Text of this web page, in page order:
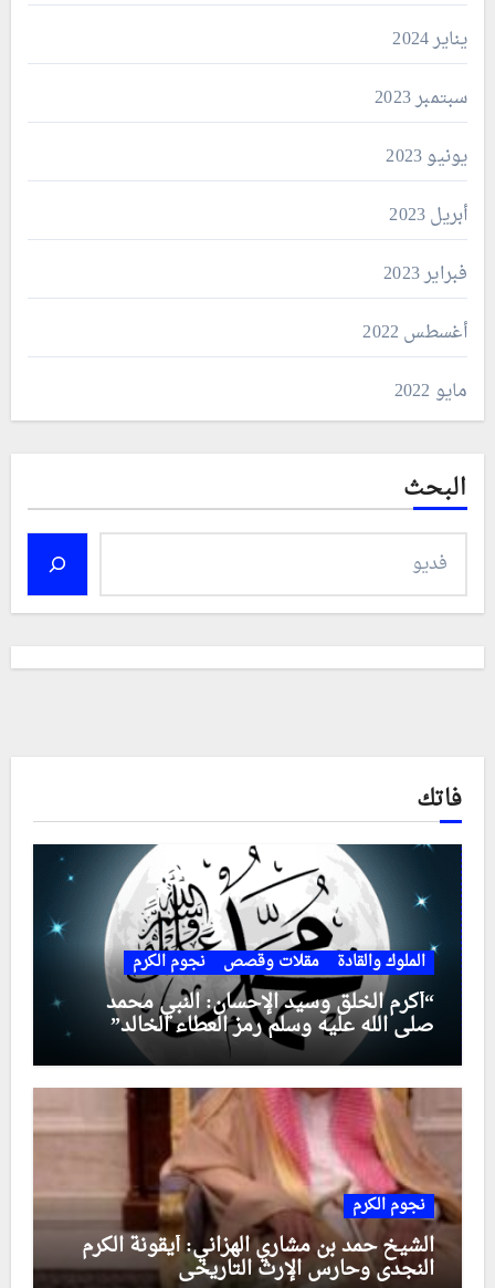
يناير 2024
سبتمبر 2023
يونيو 2023
أبريل 2023
فبراير 2023
أغسطس 2022
مايو 2022
البحث
فاتك
الملوك والقادة مقلات وقصص نجوم الكرم
“أكرم الخلق وسيد الإحسان: النبي محمد
صلى الله عليه وسلم رمز العطاء الخالد”
نجوم الكرم
الشيخ حمد بن مشاري الهزاني: أيقونة الكرم
النجدي وحارس الإرث التاريخي